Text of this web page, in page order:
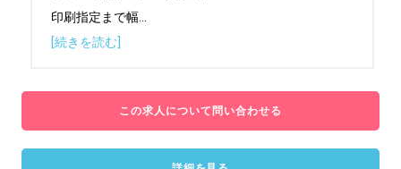
印刷指定まで幅
[続きを読む]
この求人について問い合わせる